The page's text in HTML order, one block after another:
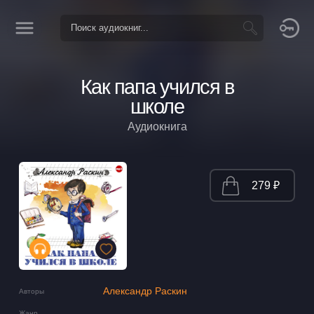
Как папа учился в
школе
Аудиокнига
Авторы Александр Раскин
279 ₽